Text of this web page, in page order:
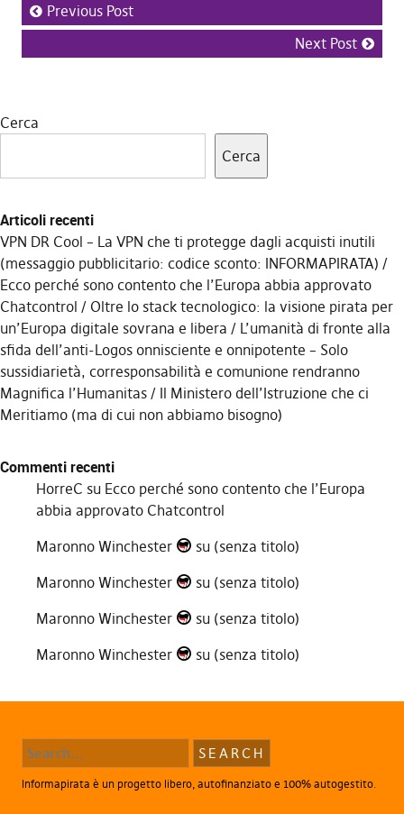
Previous Post
Next Post
Cerca
Cerca
Articoli recenti
VPN DR Cool – La VPN che ti protegge dagli acquisti inutili
(messaggio pubblicitario: codice sconto: INFORMAPIRATA)
Ecco perché sono contento che l’Europa abbia approvato
Chatcontrol
Oltre lo stack tecnologico: la visione pirata per
un’Europa digitale sovrana e libera
L’umanità di fronte alla
sfida dell’anti-Logos onnisciente e onnipotente – Solo
sussidiarietà, corresponsabilità e comunione rendranno
Magnifica l’Humanitas
Il Ministero dell’Istruzione che ci
Meritiamo (ma di cui non abbiamo bisogno)
Commenti recenti
HorreC su Ecco perché sono contento che l’Europa
abbia approvato Chatcontrol
Maronno Winchester
su (senza titolo)
Maronno Winchester
su (senza titolo)
Maronno Winchester
su (senza titolo)
Maronno Winchester
su (senza titolo)
Informapirata è un progetto libero, autofinanziato e 100% autogestito.